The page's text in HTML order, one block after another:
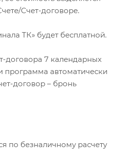
Счет-договоре.
ТК» будет бесплатной.
договора 7 календарных
программа автоматически
договор – бронь
по безналичному расчету